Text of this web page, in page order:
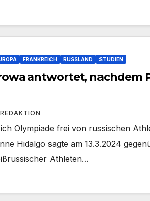
FRANKREICH RUSSLAND STUDIEN
nachdem Pariser Bürgermeisterin keine
REDAKTION
Olympiade frei von russischen
Hidalgo sagte am 13.3.2024
Athleten…